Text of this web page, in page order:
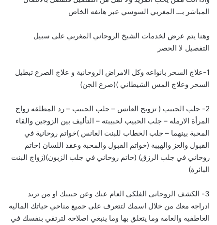
المباشر بـــ المغربي السوسي عبر هاتفه الخاص
وهنا يتم عرض لخدمات الشيخ الروحاني المغربي على سبيل
التفصيل لا الحصر
1-علاج السحر بانواعه وكل الامراض الروحانية و علاج الصرع تبطيل
السحر وعلاج المس الشيطاني )(صرع الجن)
2- جلب الحبيب ( تزويج العانس – جلب الحبيب – رد المطلقه زواج
المرأة الارمله – جلب الحبيب لحبيبته – التأليف بين الزوجين والقاء
المحبة بينهما – جلب الخطاب للبنت العانس )خواتم روحانية في
القبول والعز والهيبة (خواتم القبول والمحبة وعقد اللسان (خاتم
روحاني في جلب الرزق) (خاتم روحاني في جلب الزبون)(زواج البنت
البائرة)
3- الكشف الروحاني الفلكي العام عنك وعن حبيبك او من تريد
ادراجه معك من خلال اسمك لتتعرف على جميع مناحي حياتك الماليه
العاطفيه والعامه وما يتعلق بها وما ينبغي اصلاحه لترتقي بنفسك في